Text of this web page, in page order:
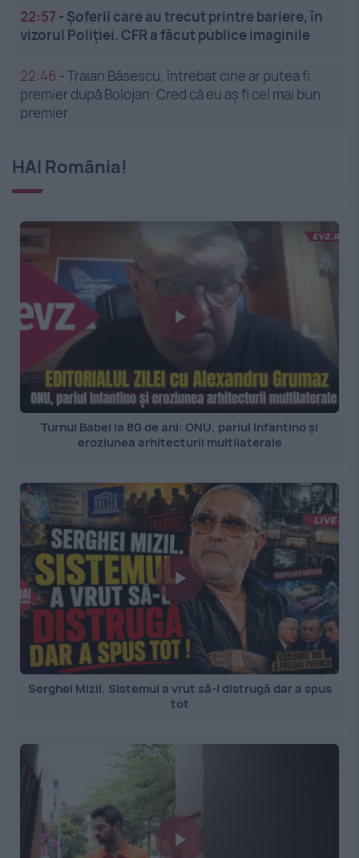
22:57 - Șoferii care au trecut printre bariere, în
vizorul Poliției. CFR a făcut publice imaginile
22:46 -Traian Băsescu, întrebat cine ar putea fi
premier după Bolojan: Cred că eu aș fi cel mai bun
premier
HAI România!
Turnul Babel la 80 de ani: ONU, pariul Infantino și
eroziunea arhitecturii multilaterale
Serghei Mizil. Sistemul a vrut să-l distrugă dar a spus
tot